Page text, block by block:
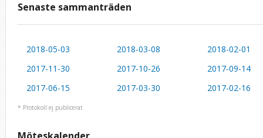
Senaste sammanträden
2018-05-03 2018-03-08
2018-02-01
2017-11-30
2017-10-26
2017-09-14
2017-06-15
2017-03-30 2017-02-16
* Protokoll ej publicerat